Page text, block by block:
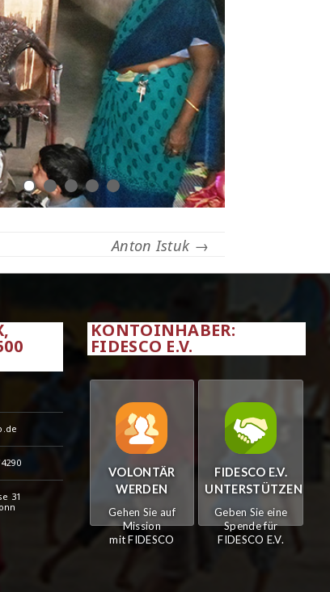
Anton Istuk →
31
KONTOINHABER:
FIDESCO E.V.
VOLONTÄR
WERDEN
Gehen Sie auf
Mission
mit FIDESCO
FIDESCO E.V.
UNTERSTÜTZEN
Geben Sie eine
Spende für
FIDESCO E.V.